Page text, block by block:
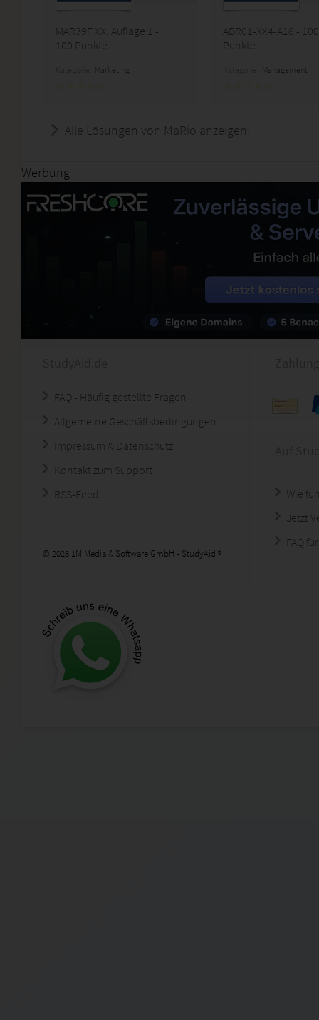
MAR39F XX, Auflage 1 -
100 Punkte
Marketing
ABR01-XX4-A18 - 100
Punkte
Management
Alle Lösungen von MaRio anzeigen!
Werbung
FAQ - Häufig gestellte Fragen
Allgemeine Geschäftsbedingungen
Impressum & Datenschutz
Kontakt zum Support
RSS-Feed
© 2026 1M Media & Software GmbH - StudyAid ®
Wie
Jetzt
FAQ